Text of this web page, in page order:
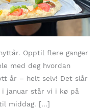
Opptil flere ganger
med deg hvordan
år – helt selv! Det slår
i januar står vi i kø på
middag. […]